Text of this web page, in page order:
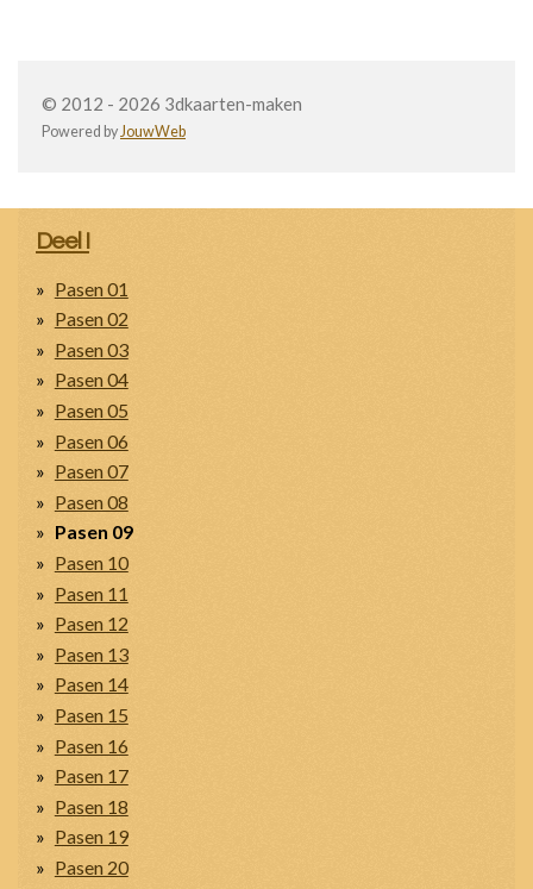
© 2012 - 2026 3dkaarten-maken
Powered by JouwWeb
Deel I
Pasen 01
Pasen 02
Pasen 03
Pasen 04
Pasen 05
Pasen 06
Pasen 07
Pasen 08
Pasen 09
Pasen 10
Pasen 11
Pasen 12
Pasen 13
Pasen 14
Pasen 15
Pasen 16
Pasen 17
Pasen 18
Pasen 19
Pasen 20